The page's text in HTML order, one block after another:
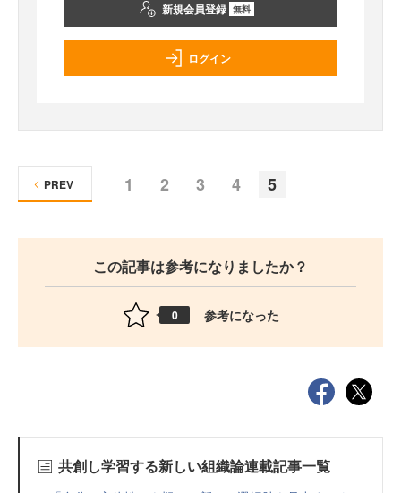
新規会員登録 無料
ログイン
1 2 3 4 5
PREV
この記事は参考になりましたか？
0 参考になった
共創し学習する新しい組織論連載記事一覧